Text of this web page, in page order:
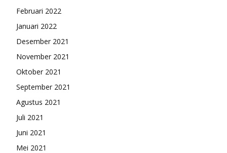
Februari 2022
Januari 2022
Desember 2021
November 2021
Oktober 2021
September 2021
Agustus 2021
Juli 2021
Juni 2021
Mei 2021